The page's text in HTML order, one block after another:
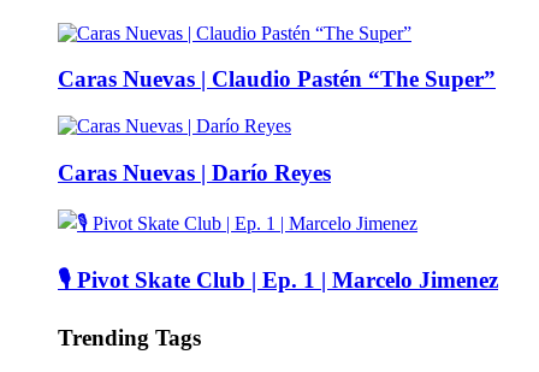
Caras Nuevas | Claudio Pastén “The Super”
Caras Nuevas | Darío Reyes
🎙️ Pivot Skate Club | Ep. 1 | Marcelo Jimenez
Trending Tags